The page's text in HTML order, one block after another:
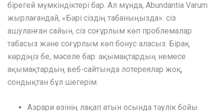
бірегей мүмкіндіктері бар. Ал мұнда, Abundantia Varum
жырлағандай, «Бәрі сіздің табаныңызда»: сіз
ашуланған сайын, сіз соғұрлым көп проблемалар
табасыз және соғұрлым көп бонус аласыз. Бірақ
көрдіңіз бе, мәселе бар: ақымақтардың немесе
ақымақтардың веб-сайтында лотереялар жоқ,
сондықтан бұл шегерім.
Аэрари өзінің лақап атын осында тәулік бойы